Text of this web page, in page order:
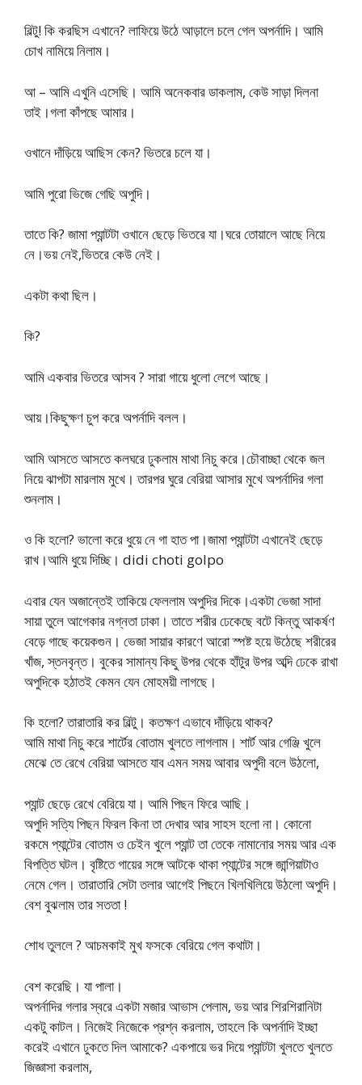
বিল্টু! কি করছিস এখানে? লাফিয়ে উঠে আড়ালে চলে গেল অপর্নাদি। আমি
চোখ নামিয়ে নিলাম।
আ – আমি এখুনি এসেছি। আমি অনেকবার ডাকলাম, কেউ সাড়া দিলনা
তাই।গলা কাঁপছে আমার।
ওখানে দাঁড়িয়ে আছিস কেন? ভিতরে চলে যা।
আমি পুরো ভিজে গেছি অপুদি।
তাতে কি? জামা প্যান্টটা ওখানে ছেড়ে ভিতরে যা।ঘরে তোয়ালে আছে নিয়ে
নে।ভয় নেই,ভিতরে কেউ নেই।
একটা কথা ছিল।
কি?
আমি একবার ভিতরে আসব ? সারা গায়ে ধুলো লেগে আছে।
আয়।কিছুক্ষণ চুপ করে অপর্নাদি বলল।
আমি আসতে আসতে কলঘরে ঢুকলাম মাথা নিচু করে।চৌবাচ্ছা থেকে জল
নিয়ে ঝাপটা মারলাম মুখে। তারপর ঘুরে বেরিয়া আসার মুখে অপর্নাদির গলা
শুনলাম।
ও কি হলো? ভালো করে ধুয়ে নে গা হাত পা।জামা প্যান্টটা এখানেই ছেড়ে
রাখ।আমি ধুয়ে দিচ্ছি। didi choti golpo
এবার যেন অজান্তেই তাকিয়ে ফেললাম অপুদির দিকে।একটা ভেজা সাদা
সায়া তুলে আগেকার নগ্নতা ঢাকা। তাতে শরীর ঢেকেছে বটে কিন্তু আকর্ষণ
বেড়ে গাছে কয়েকগুন। ভেজা সায়ার কারণে আরো স্পষ্ট হয়ে উঠেছে শরীরের
খাঁজ, স্তনবৃন্ত। বুকের সামান্য কিছু উপর থেকে হাঁটুর উপর অব্দি ঢেকে রাখা
অপুদিকে হঠাতই কেমন যেন মোহময়ী লাগছে।
কি হলো? তারাতারি কর বিল্টু। কতক্ষণ এভাবে দাঁড়িয়ে থাকব?
আমি মাথা নিচু করে শার্টের বোতাম খুলতে লাগলাম। শার্ট আর গেঞ্জি খুলে
মেঝে তে রেখে বেরিয়া আসতে যাব এমন সময় আবার অপুদী বলে উঠলো,
প্যান্ট ছেড়ে রেখে বেরিয়ে যা। আমি পিছন ফিরে আছি।
অপুদি সত্যি পিছন ফিরল কিনা তা দেখার আর সাহস হলো না। কোনো
রকমে প্যান্টের বোতাম ও চেইন খুলে প্যান্ট তা তেকে নামানোর সময় আর এক
বিপত্তি ঘটল। বৃষ্টিতে গায়ের সঙ্গে আটকে থাকা প্যান্টের সঙ্গে জান্গিয়াটাও
নেমে গেল। তারাতারি সেটা তলার আগেই পিছনে খিলখিলিয়ে উঠলো অপুদি।
বেশ বুঝলাম তার সততা !
শোধ তুললে ? আচমকাই মুখ ফসকে বেরিয়ে গেল কথাটা।
বেশ করেছি। যা পালা।
অপর্নাদির গলার স্বরে একটা মজার আভাস পেলাম, ভয় আর শিরশিরানিটা
একটু কাটল। নিজেই নিজেকে প্রশ্ন করলাম, তাহলে কি অপর্নাদি ইচ্ছা
করেই এখানে ঢুকতে দিল আমাকে? একপায়ে ভর দিয়ে প্যান্টটা খুলতে খুলতে
জিজ্ঞাসা করলাম,